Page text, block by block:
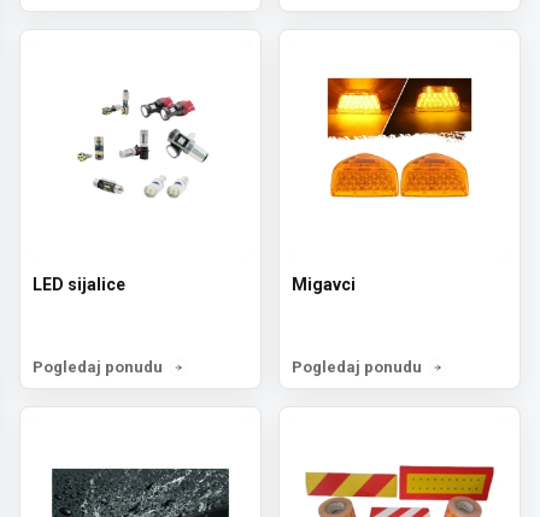
LED sijalice
Pogledaj ponudu
Migavci
Pogledaj ponudu